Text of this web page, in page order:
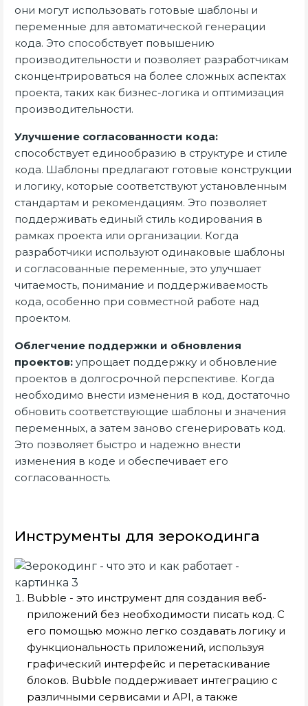
они могут использовать готовые шаблоны и
переменные для автоматической генерации
кода. Это способствует повышению
производительности и позволяет разработчикам
сконцентрироваться на более сложных аспектах
проекта, таких как бизнес-логика и оптимизация
производительности.
Улучшение согласованности кода:
способствует единообразию в структуре и стиле
кода. Шаблоны предлагают готовые конструкции
и логику, которые соответствуют установленным
стандартам и рекомендациям. Это позволяет
поддерживать единый стиль кодирования в
рамках проекта или организации. Когда
разработчики используют одинаковые шаблоны
и согласованные переменные, это улучшает
читаемость, понимание и поддерживаемость
кода, особенно при совместной работе над
проектом.
Облегчение поддержки и обновления
проектов: упрощает поддержку и обновление
проектов в долгосрочной перспективе. Когда
необходимо внести изменения в код, достаточно
обновить соответствующие шаблоны и значения
переменных, а затем заново сгенерировать код.
Это позволяет быстро и надежно внести
изменения в коде и обеспечивает его
согласованность.
Инструменты для зерокодинга
Bubble - это инструмент для создания веб-
приложений без необходимости писать код. С
его помощью можно легко создавать логику и
функциональность приложений, используя
графический интерфейс и перетаскивание
блоков. Bubble поддерживает интеграцию с
различными сервисами и API, а также